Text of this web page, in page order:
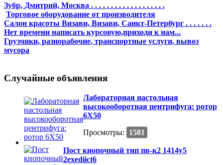
Зубр, Дмитрий, Москва . . . . . . . . . . . . . . . . . . .
Торговое оборудование от производителя
Cалон красоты Визави, Визави, Санкт-Петербург . . . . . . .
Нет времени написать курсовую,приходи к нам...
Грузчики, разнорабочие, транспортные услуги, вывоз
мусора
Случайные объявления
Лабораторная настольная
высокооборотная центрифуга: ротор
6Х50
Просмотры:
1581
Пост кнопочный тип пв-к2 1414у5
2exеdiict6